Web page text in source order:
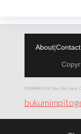
About|Contact
DEWAPOKER Situs Slot Gacor